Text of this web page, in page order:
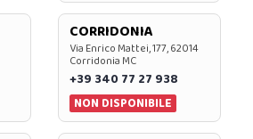
CORRIDONIA
Via Enrico Mattei, 177, 62014
Corridonia MC
+39 340 77 27 938
NON DISPONIBILE